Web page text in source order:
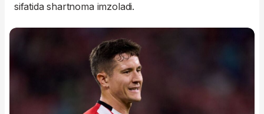
sifatida shartnoma imzoladi.